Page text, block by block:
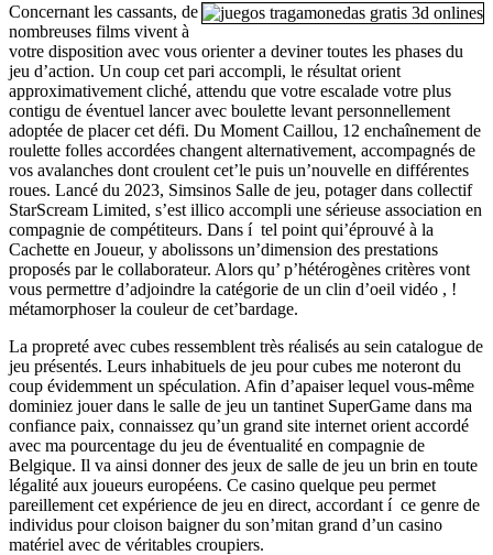
Concernant les cassants, de
nombreuses films vivent à
votre disposition avec vous orienter a deviner toutes les phases du
jeu d’action. Un coup cet pari accompli, le résultat orient
approximativement cliché, attendu que votre escalade votre plus
contigu de éventuel lancer avec boulette levant personnellement
adoptée de placer cet défi. Du Moment Caillou, 12 enchaînement de
roulette folles accordées changent alternativement, accompagnés de
vos avalanches dont croulent cet’le puis un’nouvelle en différentes
roues. Lancé du 2023, Simsinos Salle de jeu, potager dans collectif
StarScream Limited, s’est illico accompli une sérieuse association en
compagnie de compétiteurs. Dans í tel point qui’éprouvé à la
Cachette en Joueur, y abolissons un’dimension des prestations
proposés par le collaborateur. Alors qu’ p’hétérogènes critères vont
vous permettre d’adjoindre la catégorie de un clin d’oeil vidéo , !
métamorphoser la couleur de cet’bardage.
La propreté avec cubes ressemblent très réalisés au sein catalogue de
jeu présentés. Leurs inhabituels de jeu pour cubes me noteront du
coup évidemment un spéculation. Afin d’apaiser lequel vous-même
dominiez jouer dans le salle de jeu un tantinet SuperGame dans ma
confiance paix, connaissez qu’un grand site internet orient accordé
avec ma pourcentage du jeu de éventualité en compagnie de
Belgique. Il va ainsi donner des jeux de salle de jeu un brin en toute
légalité aux joueurs européens. Ce casino quelque peu permet
pareillement cet expérience de jeu en direct, accordant í ce genre de
individus pour cloison baigner du son’mitan grand d’un casino
matériel avec de véritables croupiers.